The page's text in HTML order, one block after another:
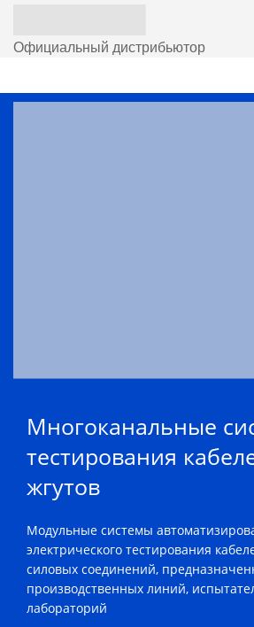
Официальный дистрибьютор
Многоканальные
тестирования
жгутов
Модульные системы
электрического тестирования
силовых соединений,
производственных линий,
лабораторий